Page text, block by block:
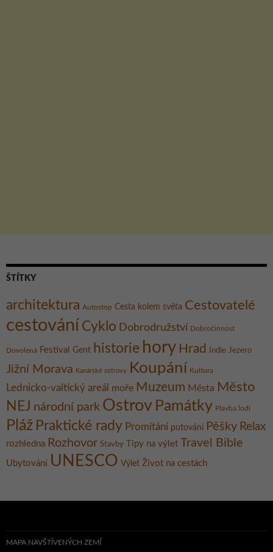
ŠTÍTKY
architektura Autostop Cesta kolem světa Cestovatelé
cestování Cyklo Dobrodružství Dobročinnost
Dovolená Festival Gent historie hory Hrad Indie Jezero
Jižní Morava Kanárské ostrovy Koupání Kultura
Lednicko-valtický areál moře Muzeum Města Město
NEJ národní park Ostrov Památky Plavba lodí
Pláž Praktické rady Promítání putování Pěšky Relax
rozhledna Rozhovor Stavby Tipy na výlet Travel Bible
Ubytování UNESCO Výlet Život na cestách
MAPA NAVŠTÍVENÝCH ZEMÍ